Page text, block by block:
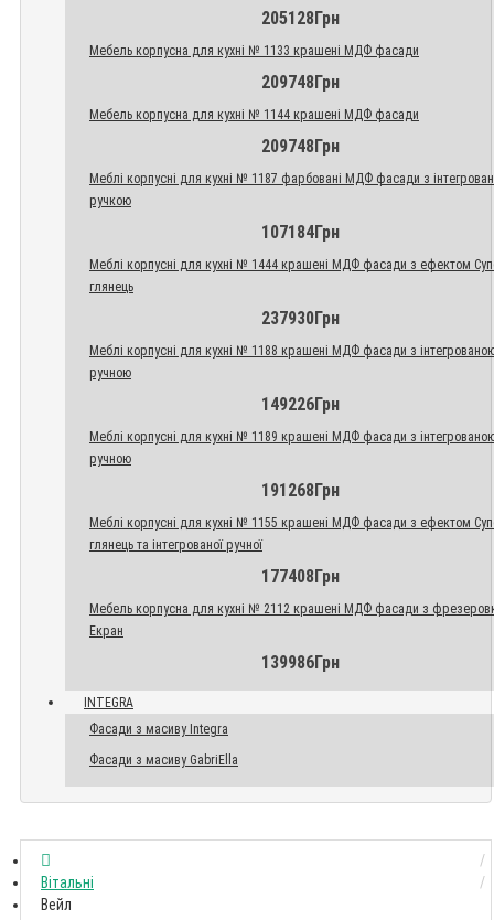
205128Грн
Мебель корпусна для кухні № 1133 крашені МДФ фасади
209748Грн
Мебель корпусна для кухні № 1144 крашені МДФ фасади
209748Грн
Меблі корпусні для кухні № 1187 фарбовані МДФ фасади з
ручкою
107184Грн
Меблі корпусні для кухні № 1444 крашені МДФ фасади з ефектом
глянець
237930Грн
Меблі корпусні для кухні № 1188 крашені МДФ фасади з
ручною
149226Грн
Меблі корпусні для кухні № 1189 крашені МДФ фасади з
ручною
191268Грн
Меблі корпусні для кухні № 1155 крашені МДФ фасади з ефектом
глянець та інтегрованої ручної
177408Грн
Мебель корпусна для кухні № 2112 крашені МДФ фасади з
Екран
139986Грн
INTEGRA
Фасади з масиву Integra
Фасади з масиву GabriElla
Вітальні
Вейл